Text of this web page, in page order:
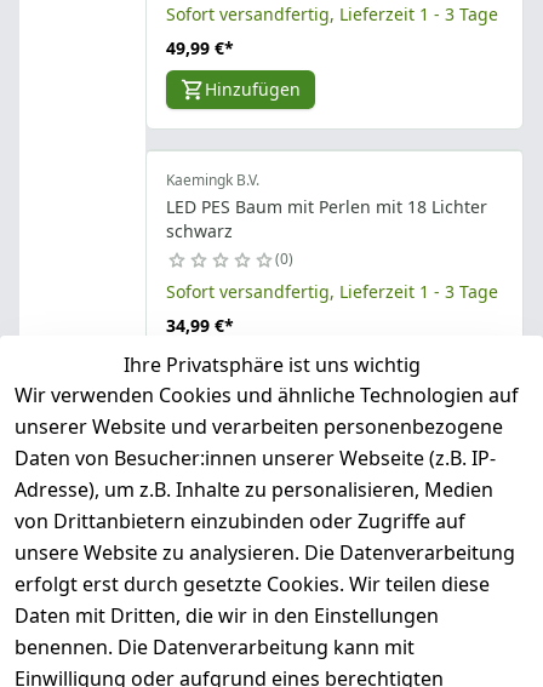
Sofort versandfertig, Lieferzeit 1 - 3 Tage
49,99 €*
Hinzufügen
Kaemingk B.V.
LED PES Baum mit Perlen mit 18 Lichter
schwarz
0
Sofort versandfertig, Lieferzeit 1 - 3 Tage
34,99 €*
Hinzufügen
Kaemingk B.V.
Micro LED Baum holz BO indoor L.2.5cm
B.70cm H.90cm natur/warm weiss
Sofort versandfertig, Lieferzeit 1 - 3 Tage
32,89 €
Hinzufügen
Ihre Privatsphäre ist uns wichtig
Wir verwenden Cookies und ähnliche Technologien auf
unserer Website und verarbeiten personenbezogene
Daten von Besucher:innen unserer Webseite (z.B. IP-
Adresse), um z.B. Inhalte zu personalisieren, Medien
von Drittanbietern einzubinden oder Zugriffe auf
unsere Website zu analysieren. Die Datenverarbeitung
erfolgt erst durch gesetzte Cookies. Wir teilen diese
Daten mit Dritten, die wir in den Einstellungen
benennen. Die Datenverarbeitung kann mit
Einwilligung oder aufgrund eines berechtigten